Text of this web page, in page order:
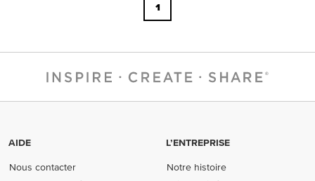
1
AIDE
Nous contacter
L’ENTREPRISE
Notre histoire